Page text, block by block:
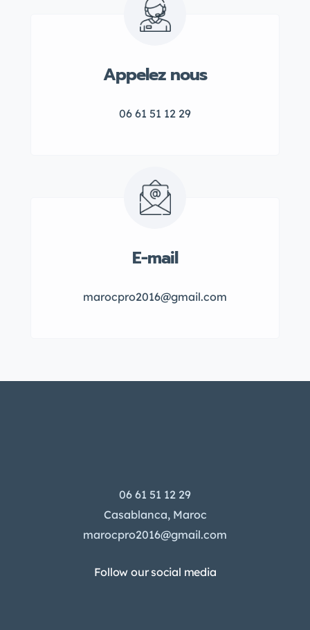
Appelez nous
06 61 51 12 29
E-mail
marocpro2016@gmail.com
06 61 51 12 29
Casablanca, Maroc
marocpro2016@gmail.com
Follow our social media